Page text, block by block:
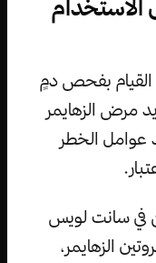
القيام بفحص دمٍ
في تحديد مرض الزهايمر
عوامل الخطر
في سانت لويس
الزهايمر،